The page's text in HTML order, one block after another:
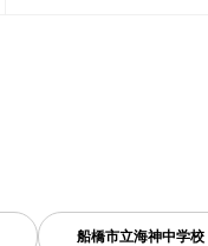
船橋市立海神中学校